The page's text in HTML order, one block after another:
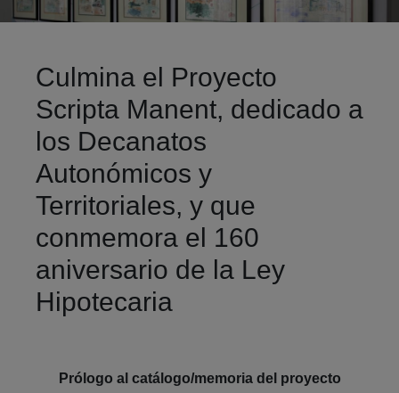
Culmina el Proyecto
Scripta Manent, dedicado a
los Decanatos
Autonómicos y
Territoriales, y que
conmemora el 160
aniversario de la Ley
Hipotecaria
Prólogo al catálogo/memoria del proyecto